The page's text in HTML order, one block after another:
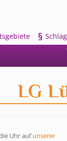
§ S
LG
Uhr aufunserer